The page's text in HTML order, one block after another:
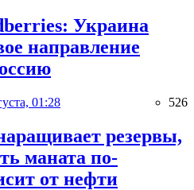
Украина
направление
01:28 526
резервы,
маната по-
от нефти